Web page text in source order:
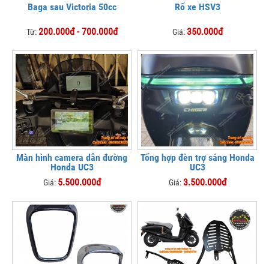
Baga sau Victoria 50cc
Từ:200.000đ - 700.000đ
Rổ xe HSV3
Giá:350.000đ
Màn hình camera dẫn đường
Honda UC3
Giá: 5.500.000đ
Tổng hợp đèn trợ sáng Honda
UC3
Giá:3.500.000đ